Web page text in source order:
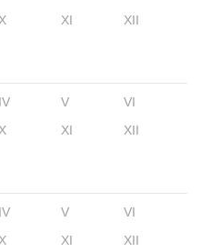
X XI XII
IV V
VI
X XI XII
IV V
VI
X XI XII